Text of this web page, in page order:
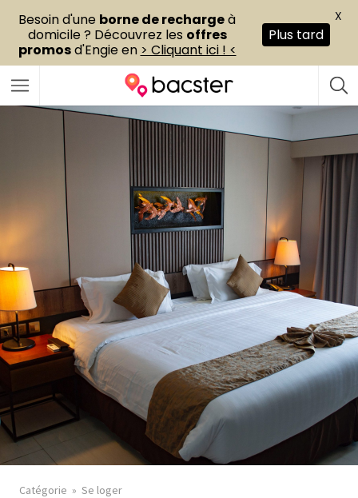
Catégorie Se loger
Besoin d'une borne de rechargeà
domicile ? Découvrez les offres
promosd'Engie en > Cliquant ici ! <
Plus tard
X